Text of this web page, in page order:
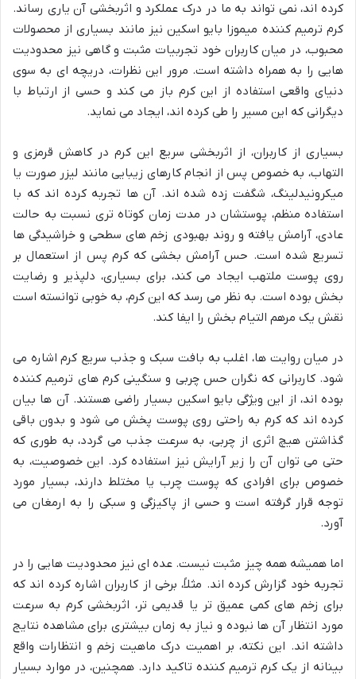
کرده اند، نمی تواند به ما در درک عملکرد و اثربخشی آن یاری رساند.
کرم ترمیم کننده میموزا بایو اسکین نیز مانند بسیاری از محصولات
محبوب، در میان کاربران خود تجربیات مثبت و گاهی نیز محدودیت
هایی را به همراه داشته است. مرور این نظرات، دریچه ای به سوی
دنیای واقعی استفاده از این کرم باز می کند و حسی از ارتباط با
دیگرانی که این مسیر را طی کرده اند، ایجاد می نماید.
بسیاری از کاربران، از اثربخشی سریع این کرم در کاهش قرمزی و
التهاب، به خصوص پس از انجام کارهای زیبایی مانند لیزر صورت یا
میکرونیدلینگ، شگفت زده شده اند. آن ها تجربه کرده اند که با
استفاده منظم، پوستشان در مدت زمان کوتاه تری نسبت به حالت
عادی، آرامش یافته و روند بهبودی زخم های سطحی و خراشیدگی ها
تسریع شده است. حس آرامش بخشی که کرم پس از استعمال بر
روی پوست ملتهب ایجاد می کند، برای بسیاری، دلپذیر و رضایت
بخش بوده است. به نظر می رسد که این کرم، به خوبی توانسته است
نقش یک مرهم التیام بخش را ایفا کند.
در میان روایت ها، اغلب به بافت سبک و جذب سریع کرم اشاره می
شود. کاربرانی که نگران حس چربی و سنگینی کرم های ترمیم کننده
بوده اند، از این ویژگی بایو اسکین بسیار راضی هستند. آن ها بیان
کرده اند که کرم به راحتی روی پوست پخش می شود و بدون باقی
گذاشتن هیچ اثری از چربی، به سرعت جذب می گردد، به طوری که
حتی می توان آن را زیر آرایش نیز استفاده کرد. این خصوصیت، به
خصوص برای افرادی که پوست چرب یا مختلط دارند، بسیار مورد
توجه قرار گرفته است و حسی از پاکیزگی و سبکی را به ارمغان می
آورد.
اما همیشه همه چیز مثبت نیست. عده ای نیز محدودیت هایی را در
تجربه خود گزارش کرده اند. مثلاً، برخی از کاربران اشاره کرده اند که
برای زخم های کمی عمیق تر یا قدیمی تر، اثربخشی کرم به سرعت
مورد انتظار آن ها نبوده و نیاز به زمان بیشتری برای مشاهده نتایج
داشته اند. این نکته، بر اهمیت درک ماهیت زخم و انتظارات واقع
بینانه از یک کرم ترمیم کننده تاکید دارد. همچنین، در موارد بسیار